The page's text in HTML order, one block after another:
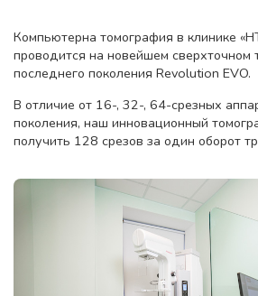
Компьютерна томография в клинике
проводится на новейшем сверхточном
последнего поколения Revolution EVO.
В отличие от 16-, 32-, 64-срезных
поколения, наш инновационный
получить 128 срезов за один оборот